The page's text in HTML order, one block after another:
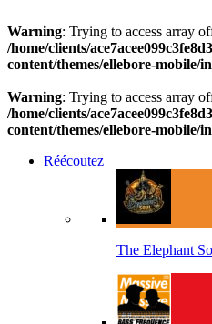
Warning: Trying to access array
/home/clients/
content/themes/ellebore-mobile/
Warning: Trying to access array
/home/clients/
content/themes/ellebore-mobile/
Réécoutez
The Elephant